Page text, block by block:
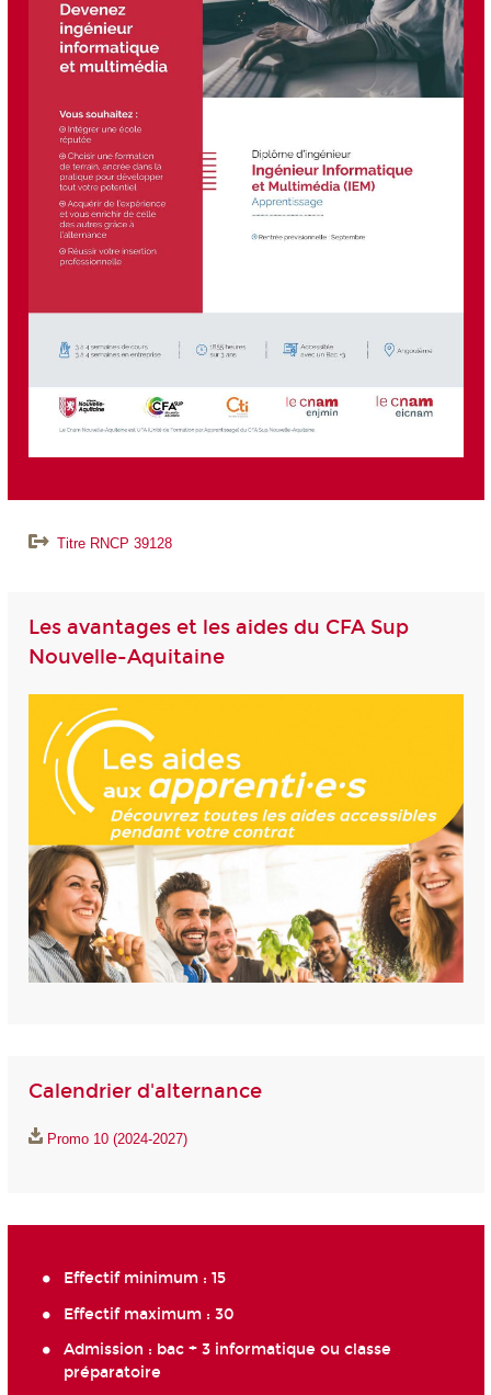
Titre RNCP 39128
Les avantages et les aides du CFA Sup
Nouvelle-Aquitaine
Calendrier d'alternance
Promo 10 (2024-2027)
Effectif minimum : 15
Effectif maximum : 30
Admission : bac + 3 informatique ou classe
préparatoire